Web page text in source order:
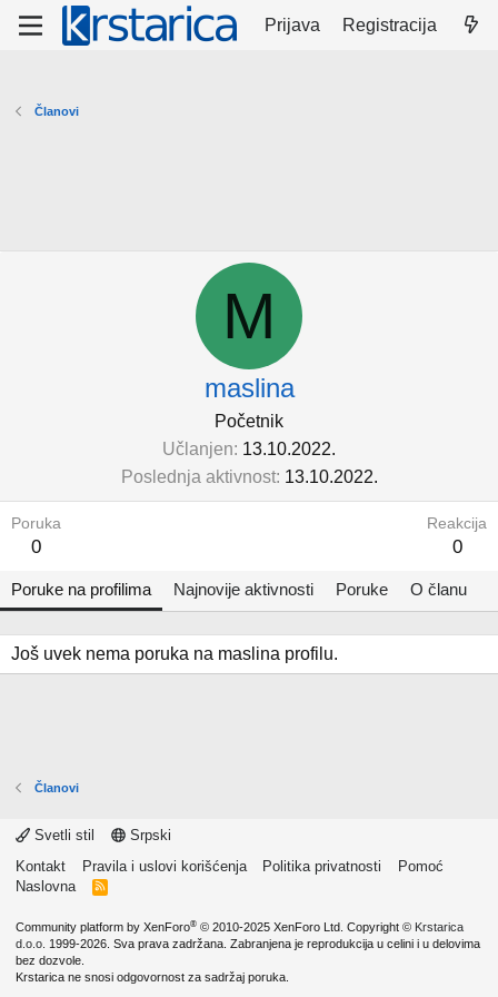
Prijava Registracija
Članovi
M
maslina
Početnik
Učlanjen 13.10.2022.
Poslednja aktivnost 13.10.2022.
Poruka
0
Reakcija
0
Poruke na profilima Najnovije aktivnosti Poruke O članu
Još uvek nema poruka na maslina profilu.
Članovi
Svetli stil
Srpski
Kontakt
Pravila i uslovi korišćenja Politika privatnosti
Pomoć
Naslovna
R
Community platform by XenForo® © 2010-2025 XenForo Ltd. Copyright © Krstarica
d.o.o. 1999-2026. Sva prava zadržana. Zabranjena je reprodukcija u celini i u delovima
bez dozvole.
Krstarica ne snosi odgovornost za sadržaj poruka.